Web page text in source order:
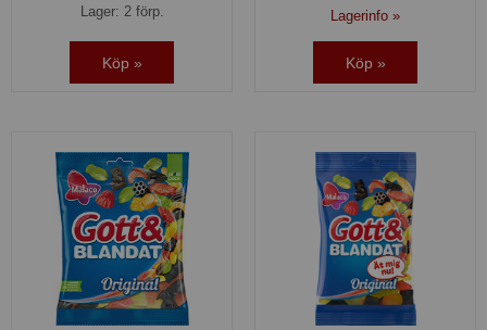
Lager: 2 förp.
Köp »
Lagerinfo »
Köp »